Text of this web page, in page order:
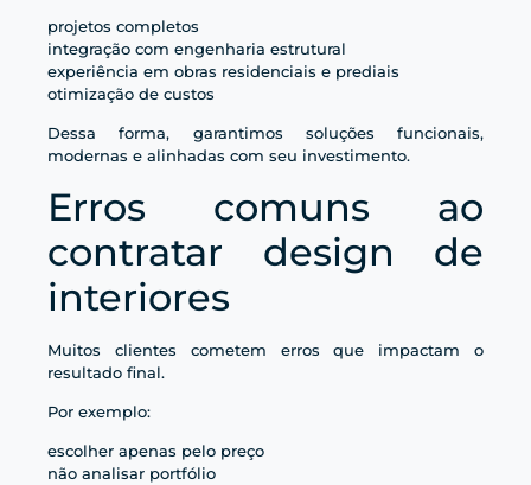
projetos completos
integração com engenharia estrutural
experiência em obras residenciais e prediais
otimização de custos
Dessa forma, garantimos soluções funcionais,
modernas e alinhadas com seu investimento.
Erros comuns ao
contratar design de
interiores
Muitos clientes cometem erros que impactam o
resultado final.
Por exemplo:
escolher apenas pelo preço
não analisar portfólio